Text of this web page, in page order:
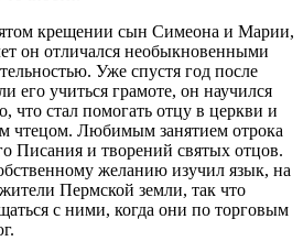
крещении сын Симеона и Марии,
он отличался необыкновенными
Уже спустя год после
его учиться грамоте, он научился
что стал помогать отцу в церкви и
чтецом. Любимым занятием отрока
Писания и творений святых отцов.
желанию изучил язык, на
Пермской земли, так что
с ними, когда они по торговым